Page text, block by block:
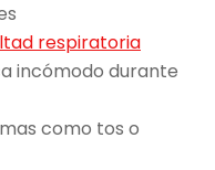
respiratoria
incómodo durante
como tos o